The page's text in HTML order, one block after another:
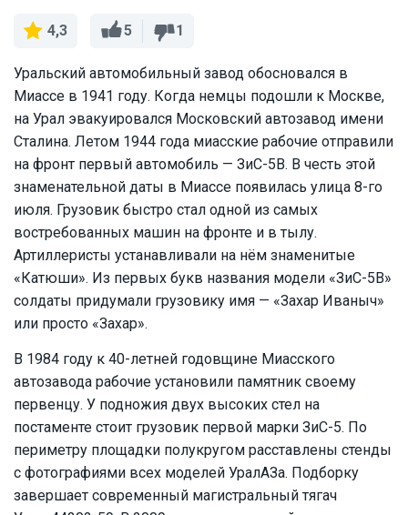
4,3 5 1
Уральский автомобильный завод обосновался в
Миассе в 1941 году. Когда немцы подошли к Москве,
на Урал эвакуировался Московский автозавод имени
Сталина. Летом 1944 года миасские рабочие отправили
на фронт первый автомобиль — ЗиС-5В. В честь этой
знаменательной даты в Миассе появилась улица 8-го
июля. Грузовик быстро стал одной из самых
востребованных машин на фронте и в тылу.
Артиллеристы устанавливали на нём знаменитые
«Катюши». Из первых букв названия модели «ЗиС-5В»
солдаты придумали грузовику имя — «Захар Иваныч»
или просто «Захар».
В 1984 году к 40-летней годовщине Миасского
автозавода рабочие установили памятник своему
первенцу. У подножия двух высоких стел на
постаменте стоит грузовик первой марки ЗиС-5. По
периметру площадки полукругом расставлены стенды
с фотографиями всех моделей УралАЗа. Подборку
завершает современный магистральный тягач